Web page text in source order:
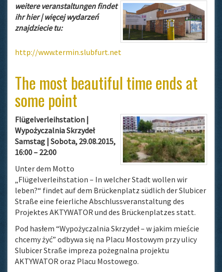
weitere veranstaltungen findet
ihr hier | więcej wydarzeń
znajdziecie tu:
http://www.termin.slubfurt.net
The most beautiful time ends at
some point
Flügelverleihstation |
Wypożyczalnia Skrzydeł
Samstag | Sobota, 29.08.2015,
16:00 – 22:00
Unter dem Motto
„Flügelverleihstation – In welcher Stadt wollen wir
leben?“ findet auf dem Brückenplatz südlich der Slubicer
Straße eine feierliche Abschlussveranstaltung des
Projektes AKTYWATOR und des Brückenplatzes statt.
Pod hasłem “Wypożyczalnia Skrzydeł – w jakim mieście
chcemy żyć” odbywa się na Placu Mostowym przy ulicy
Slubicer Straße impreza pożegnalna projektu
AKTYWATOR oraz Placu Mostowego.